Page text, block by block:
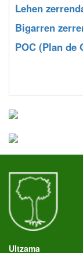
Lehen
Bigarren
POC (Plan de
Ultzama